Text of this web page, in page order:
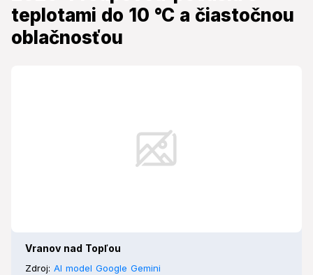
teplotami do 10 °C a čiastočnou
oblačnosťou
Vranov nad Topľou
Zdroj: AI model Google Gemini
Nadchádzajúci deň prinesie do Vranova nad Topľou